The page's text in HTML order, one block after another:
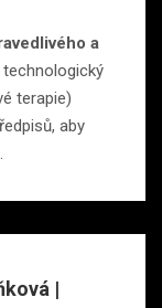
a
technologický
terapie)
aby
|